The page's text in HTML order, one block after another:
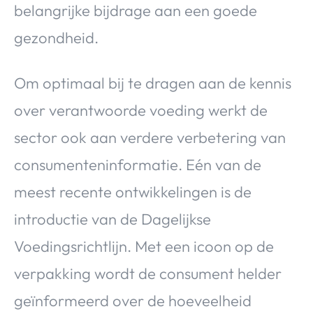
belangrijke bijdrage aan een goede
gezondheid.
Om optimaal bij te dragen aan de kennis
over verantwoorde voeding werkt de
sector ook aan verdere verbetering van
consumenteninformatie. Eén van de
meest recente ontwikkelingen is de
introductie van de Dagelijkse
Voedingsrichtlijn. Met een icoon op de
verpakking wordt de consument helder
geïnformeerd over de hoeveelheid